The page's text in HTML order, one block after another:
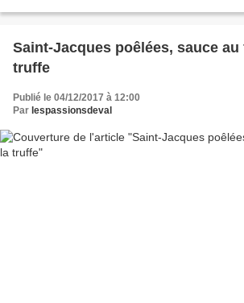
Saint-Jacques poêlées, sauce
truffe
Publié le 04/12/2017 à 12:00
Par lespassionsdeval